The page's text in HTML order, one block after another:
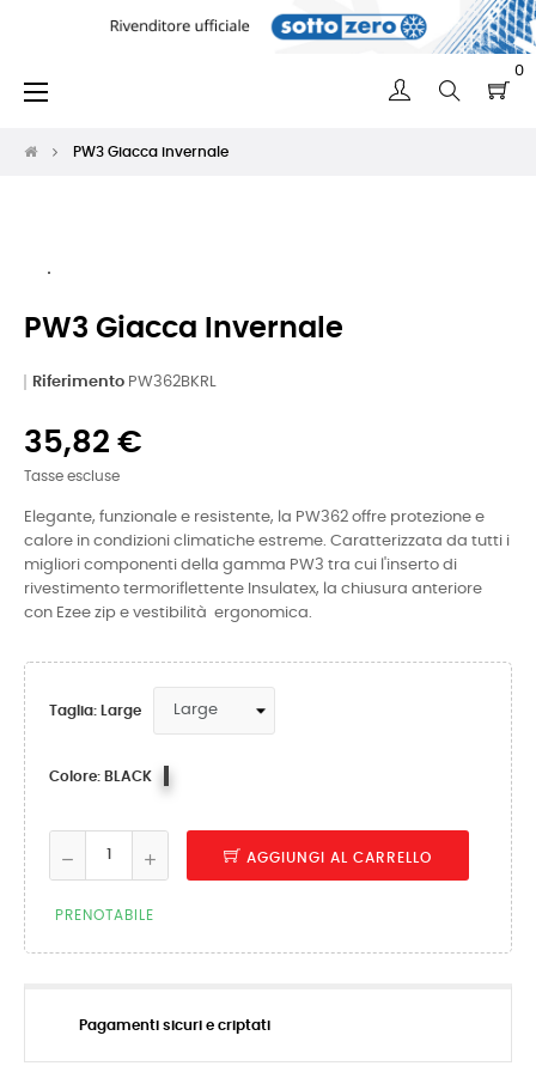
0
navigazione
☰
PW3 Giacca invernale
PW3 Giacca Invernale
Riferimento PW362BKRL
35,82 €
Tasse escluse
Elegante, funzionale e resistente, la PW362 offre protezione e
calore in condizioni climatiche estreme. Caratterizzata da tutti i
migliori componenti della gamma PW3 tra cui l'inserto di
rivestimento termoriflettente Insulatex, la chiusura anteriore
con Ezee zip e vestibilità ergonomica.
Taglia: Large
Colore: BLACK
AGGIUNGI AL CARRELLO
PRENOTABILE
Pagamenti sicuri e criptati